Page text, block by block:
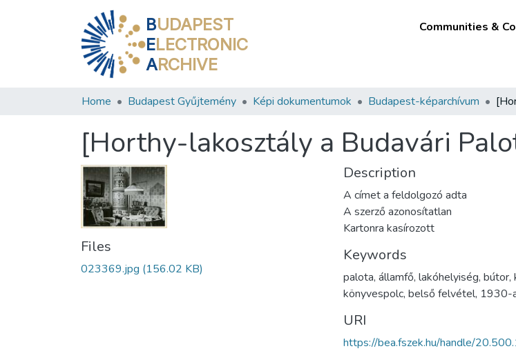
BUDAPEST
ELECTRONIC
ARCHIVE
Communities &
Home Budapest Gyűjtemény Képi dokumentumok Budapest-képarchívum
[Horthy-lakosztály a Budavári
Files
023369.jpg (156.02 KB)
Description
A címet a feldolgozó adta
A szerző azonosítatlan
Kartonra kasírozott
Keywords
palota, államfő, lakóhelyiség, bútor,
könyvespolc, belső felvétel, 1930-
URI
https://bea.fszek.hu/handle/